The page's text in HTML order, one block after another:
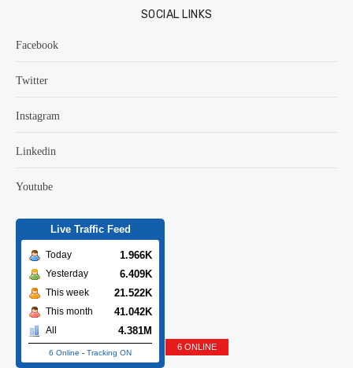
SOCIAL LINKS
Facebook
Twitter
Instagram
Linkedin
Youtube
Live Traffic Feed
Today 1.966K
Yesterday 6.409K
This week 21.522K
This month 41.042K
All 4.381M
6 Online - Tracking ON
6 ONLINE